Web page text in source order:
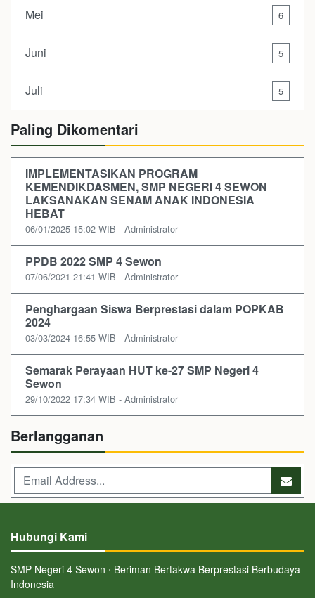
Mei 6
Juni 5
Juli 5
Paling Dikomentari
IMPLEMENTASIKAN PROGRAM
KEMENDIKDASMEN, SMP NEGERI 4 SEWON
LAKSANAKAN SENAM ANAK INDONESIA
HEBAT
06/01/2025 15:02 WIB - Administrator
PPDB 2022 SMP 4 Sewon
07/06/2021 21:41 WIB - Administrator
Penghargaan Siswa Berprestasi dalam POPKAB
2024
03/03/2024 16:55 WIB - Administrator
Semarak Perayaan HUT ke-27 SMP Negeri 4
Sewon
29/10/2022 17:34 WIB - Administrator
Berlangganan
Hubungi Kami
SMP Negeri 4 Sewon ⋅ Beriman Bertakwa Berprestasi Berbudaya
Indonesia